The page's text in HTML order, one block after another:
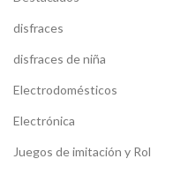
disfraces
disfraces de niña
Electrodomésticos
Electrónica
Juegos de imitación y Rol